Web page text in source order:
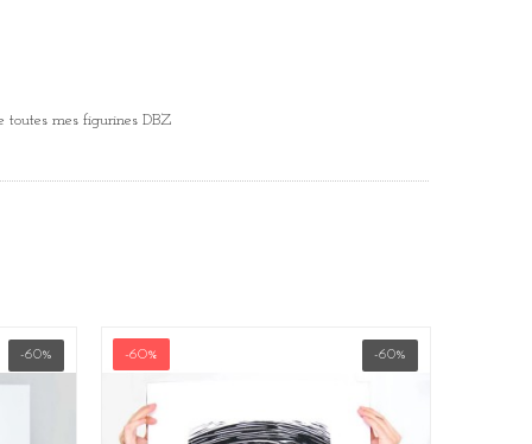
toutes mes figurines DBZ
-60% -60%
-60%